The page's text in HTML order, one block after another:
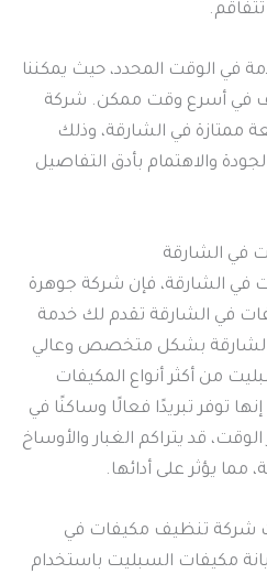
في الوقت المحدد، حيث يمكننا
في أسرع وقت ممكن. شركة
ممتازة في الشارقة، وذلك
والاهتمام بأدق التفاصيل
في الشارقة
في الشارقة، فإن شركة جوهرة
في الشارقة تقدم لك خدمة
بشكل متخصص وعالي
من أكثر أنواع المكيفات
توفر تبريدًا فعالًا وساكنًا في
قد يتراكم الغبار والأوساخ
مما يؤثر على أدائها.
شركة تنظيف مكيفات في
مكيفات السبليت باستخدام